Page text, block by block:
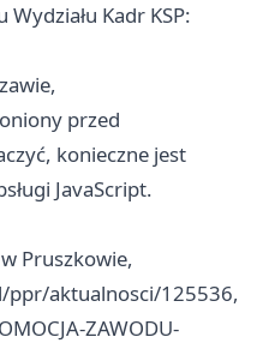
Kadr KSP:
przed
konieczne jest
JavaScript.
Pruszkowie,
ppr/aktualnosci/125536,
ZAWODU-